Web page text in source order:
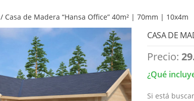
/ Casa de Madera “Hansa Office” 40m² | 70mm | 10x4m
CASA DE
Precio:
¿Qué
Si está